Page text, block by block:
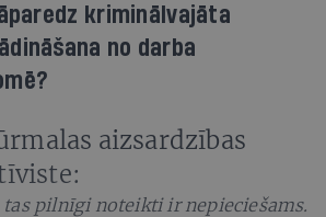
kriminālvajāta
no darba
aizsardzības
tas pilnīgi noteikti ir nepieciešams.